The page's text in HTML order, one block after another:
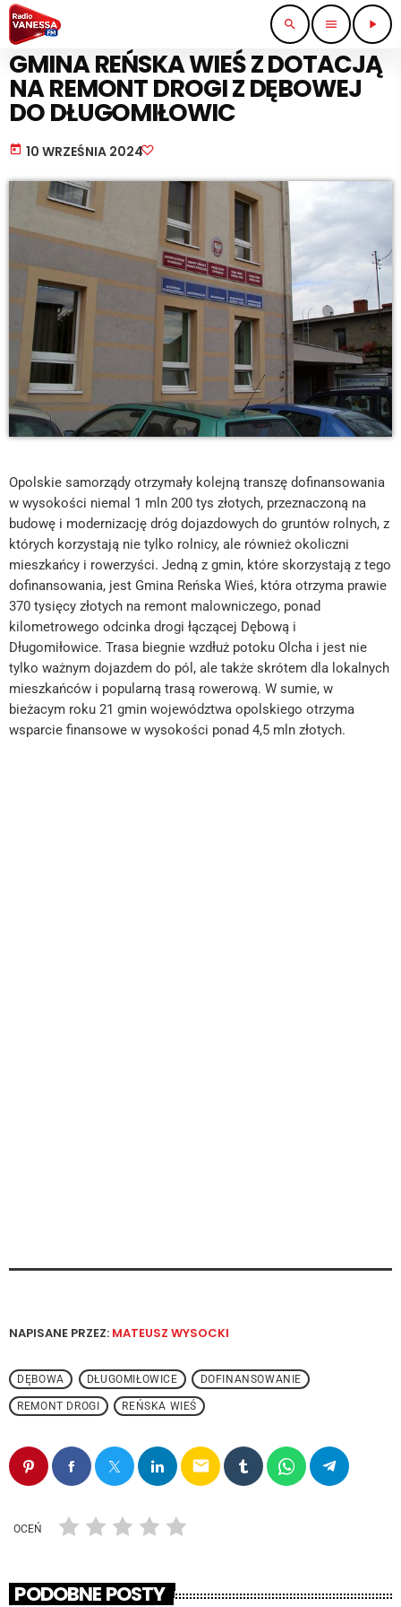
search menu play_arrow
KOMUNIKACJA I TRANSPORT
GMINA REŃSKA WIEŚ Z DOTACJĄ
NA REMONT DROGI Z DĘBOWEJ
DO DŁUGOMIŁOWIC
today 10 WRZEŚNIA 2024
Opolskie samorządy otrzymały kolejną transzę dofinansowania
w wysokości niemal 1 mln 200 tys złotych, przeznaczoną na
budowę i modernizację dróg dojazdowych do gruntów rolnych, z
których korzystają nie tylko rolnicy, ale również okoliczni
mieszkańcy i rowerzyści. Jedną z gmin, które skorzystają z tego
dofinansowania, jest Gmina Reńska Wieś, która otrzyma prawie
370 tysięcy złotych na remont malowniczego, ponad
kilometrowego odcinka drogi łączącej Dębową i
Długomiłowice. Trasa biegnie wzdłuż potoku Olcha i jest nie
tylko ważnym dojazdem do pól, ale także skrótem dla lokalnych
mieszkańców i popularną trasą rowerową. W sumie, w
bieżacym roku 21 gmin województwa opolskiego otrzyma
wsparcie finansowe w wysokości ponad 4,5 mln złotych.
NAPISANE PRZEZ: MATEUSZ WYSOCKI
DĘBOWA DŁUGOMIŁOWICE DOFINANSOWANIE
REMONT DROGI REŃSKA WIEŚ
email
OCEŃ
PODOBNE POSTY